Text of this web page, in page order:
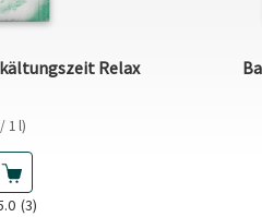
Relax
1 l)
(3)